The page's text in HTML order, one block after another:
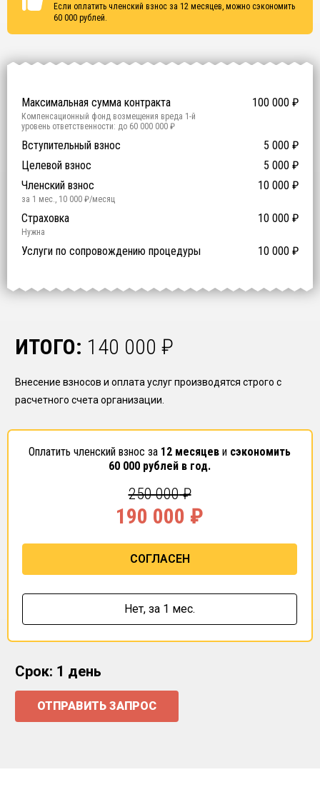
Если оплатить членский взнос за 12 месяцев, можно сэкономить
60 000 рублей.
Сертификаты
Максимальная сумма контракта
100 000 ₽
Компенсационный фонд возмещения вреда 1 -й
уровень ответственности: до 60 000 000 ₽
Участие в гос. тендерах и аукционах 0 ₽
Компенсационный фонд договорных обязательств
й уровень ответственности:
Вступительный взнос 5 000 ₽
Целевой взнос
5 000 ₽
Членский взнос
10 000 ₽
за 1 мес., 10 000 ₽/месяц
Предоставление специалистов НРС 0 ₽
0₽ за человека
Сертификат ISO 9001 14 500 ₽
ISO 9001
Сертификат ISO 14001 14 500 ₽
ISO 14001
Сертификат OHSAS 18001 14 500 ₽
OHSAS 18001
Страховка 10 000 ₽
Нужна
Услуги по сопровождению процедуры 10 000 ₽
ИТОГО: 140 000 ₽
Внесение взносов и оплата услуг производятся строго с
расчетного счета организации.
Оплатить членский взнос за 12 месяцев и сэкономить
60 000 рублей в год.
250 000₽
190 000 ₽
СОГЛАСЕН
Нет, за 1 мес.
Срок: 1 день
ОТПРАВИТЬ ЗАПРОС